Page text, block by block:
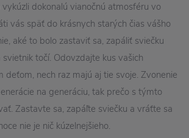
dokonalú vianočnú atmosféru vo
vás späť do krásnych starých čias vášho
aké to bolo zastaviť sa, zapáliť sviečku
točí. Odovzdajte kus vašich
deťom, nech raz majú aj tie svoje. Zvonenie
na generáciu, tak prečo s týmto
Zastavte sa, zapáľte sviečku a vráťte sa
nie je nič kúzelnejšieho.